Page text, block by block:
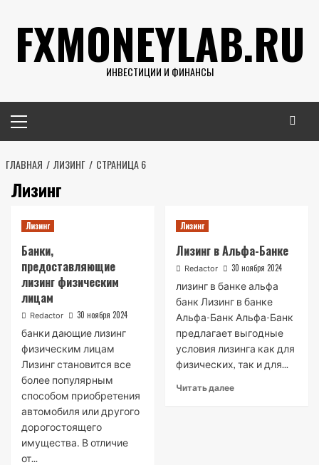
содержимому
FXMONEYLAB.RU
ИНВЕСТИЦИИ И ФИНАНСЫ
меню
ГЛАВНАЯ ЛИЗИНГ СТРАНИЦА 6
Лизинг
Лизинг
Банки,
предоставляющие
лизинг физическим
лицам
Redactor 30 ноября 2024
банки дающие лизинг
физическим лицам
Лизинг становится все
более популярным
способом приобретения
автомобиля или другого
дорогостоящего
имущества․ В отличие
от...
Лизинг
Лизинг в Альфа-Банке
Redactor 30 ноября 2024
лизинг в банке альфа
банк Лизинг в банке
Альфа-Банк Альфа-Банк
предлагает выгодные
условия лизинга как для
физических, так и для...
Читать далееRead